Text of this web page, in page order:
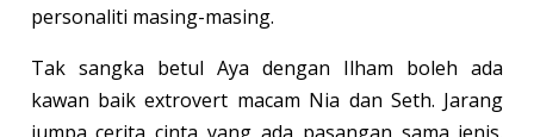
personaliti masing-masing.
Tak sangka betul Aya dengan Ilham boleh ada
kawan baik extrovert macam Nia dan Seth. Jarang